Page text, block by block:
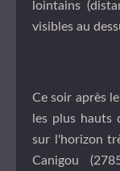
lointains
visibles au
Ce soir après
les plus hauts
sur l'horizon
Canigou